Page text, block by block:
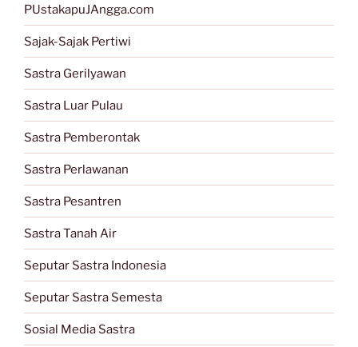
PUstakapuJAngga.com
Sajak-Sajak Pertiwi
Sastra Gerilyawan
Sastra Luar Pulau
Sastra Pemberontak
Sastra Perlawanan
Sastra Pesantren
Sastra Tanah Air
Seputar Sastra Indonesia
Seputar Sastra Semesta
Sosial Media Sastra